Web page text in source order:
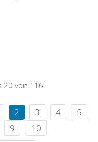
20 von 116
2 3 4
5
9
10